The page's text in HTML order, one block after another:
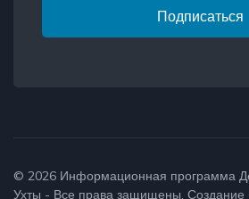
Подписаться
© 2026 Информационная программа
Ухты - Все права защищены. Создание